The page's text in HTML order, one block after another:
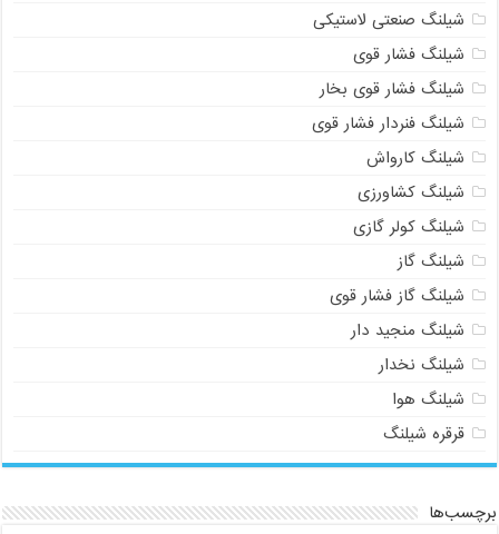
شیلنگ صنعتی لاستیکی
شیلنگ فشار قوی
شیلنگ فشار قوی بخار
شیلنگ فنردار فشار قوی
شیلنگ کارواش
شیلنگ کشاورزی
شیلنگ کولر گازی
شیلنگ گاز
شیلنگ گاز فشار قوی
شیلنگ منجید دار
شیلنگ نخدار
شیلنگ هوا
قرقره شیلنگ
برچسب‌ها